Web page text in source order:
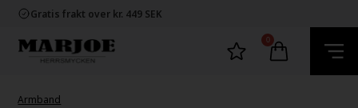
Gratis frakt over kr. 449 SEK
100% nikkelfria smycken
Snabb leverans
100% nikkelfria smycken
0
Armband